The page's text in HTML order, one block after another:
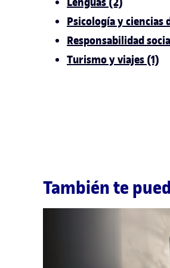
Psicología y ciencias
Responsabilidad
Turismo y viajes (1)
También te